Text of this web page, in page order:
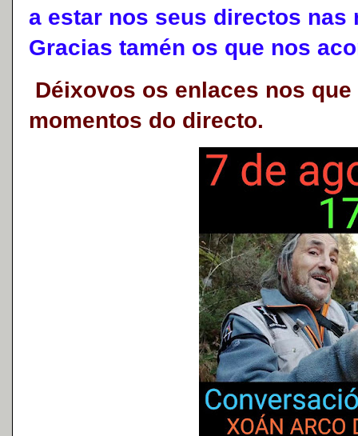
a estar nos seus directos nas
Gracias tamén os que nos
Déixovos os enlaces nos
momentos do directo.